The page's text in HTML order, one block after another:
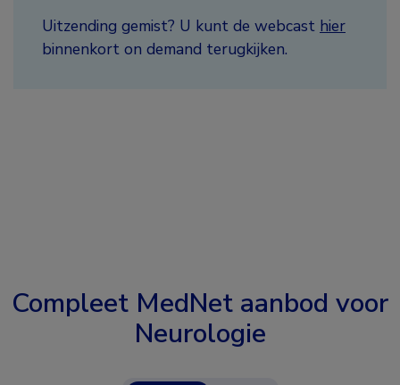
Uitzending gemist? U kunt de webcast hier
binnenkort on demand terugkijken.
Compleet MedNet aanbod voor
Neurologie